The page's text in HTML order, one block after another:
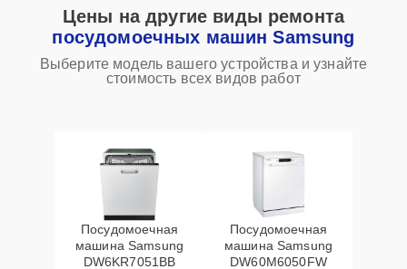
Цены на другие виды ремонта
посудомоечных машин Samsung
Выберите модель вашего устройства и узнайте
стоимость всех видов работ
Посудомоечная
машина Samsung
DW6KR7051BB
Посудомоечная
машина Samsung
DW60M6050FW